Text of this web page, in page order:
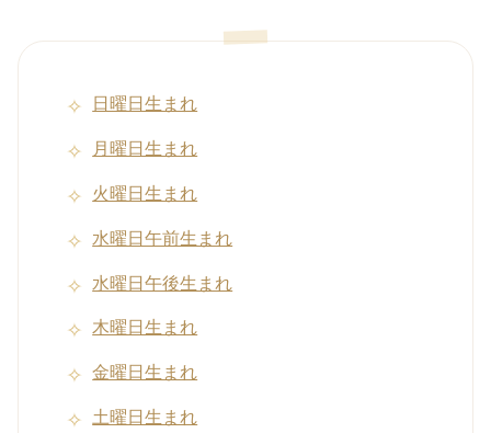
日曜日生まれ
月曜日生まれ
火曜日生まれ
水曜日午前生まれ
水曜日午後生まれ
木曜日生まれ
金曜日生まれ
土曜日生まれ